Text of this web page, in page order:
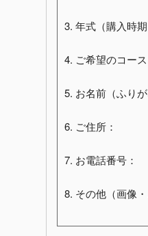
3. 年式（購入時
4. ご希望のコース
5. お名前（ふりが
6. ご住所：
7. お電話番号：
8. その他（画像